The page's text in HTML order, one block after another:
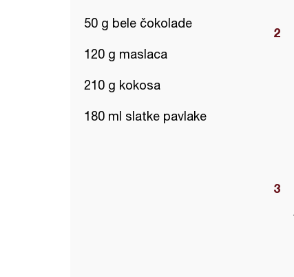
50 g bele čokolade
120 g maslaca
210 g kokosa
180 ml slatke pavlake